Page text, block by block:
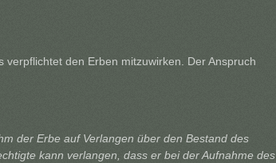
den Erben mitzuwirken. Der Anspruch
der Erbe auf Verlangen über den Bestand des
kann verlangen, dass er bei der Aufnahme des